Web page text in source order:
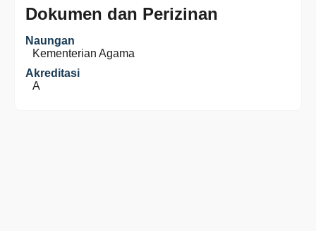
Dokumen dan Perizinan
Naungan
Kementerian Agama
Akreditasi
A